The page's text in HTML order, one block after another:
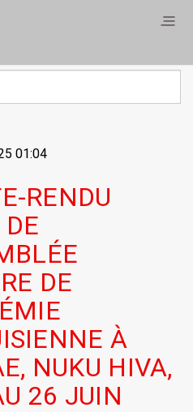
01:04
RENDU
DE
À
NUKU HIVA,
26 JUIN